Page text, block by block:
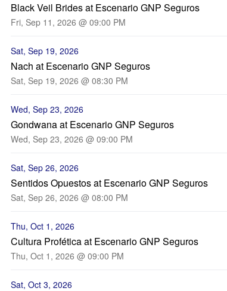
Black Veil Brides at Escenario GNP Seguros
Fri, Sep 11, 2026 @ 09:00 PM
Sat, Sep 19, 2026
Nach at Escenario GNP Seguros
Sat, Sep 19, 2026 @ 08:30 PM
Wed, Sep 23, 2026
Gondwana at Escenario GNP Seguros
Wed, Sep 23, 2026 @ 09:00 PM
Sat, Sep 26, 2026
Sentidos Opuestos at Escenario GNP Seguros
Sat, Sep 26, 2026 @ 08:00 PM
Thu, Oct 1, 2026
Cultura Profética at Escenario GNP Seguros
Thu, Oct 1, 2026 @ 09:00 PM
Sat, Oct 3, 2026